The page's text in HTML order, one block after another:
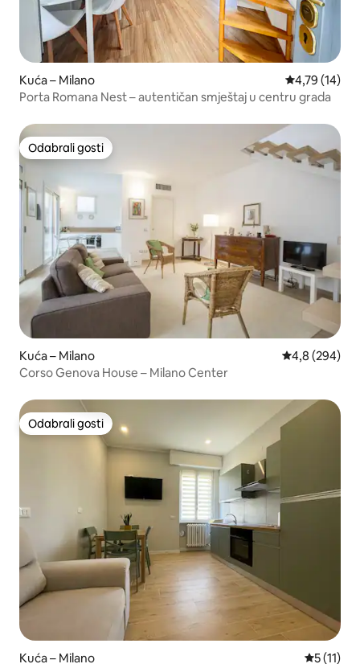
Kuća – Milano Prosječna
4,79 (14)
Porta Romana Nest – autentičan smještaj u centru grada
Odabrali gosti
Odabrali gosti
Kuća – Milano Prosječna
4,8 (294)
Corso Genova House – Milano Center
Odabrali gosti
Odabrali gosti
Kuća – Milano
5 (11)